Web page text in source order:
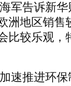
军告诉新
洲地区销售
比较乐观，
速推进环